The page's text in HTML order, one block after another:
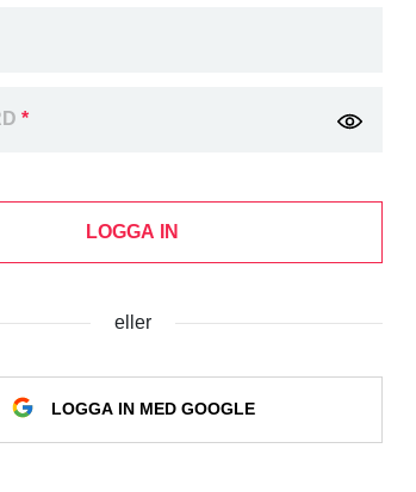
*
LOGGA IN
eller
LOGGA IN MED GOOGLE